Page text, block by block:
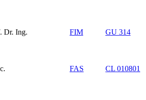
Dr. Ing. FIM GU 314
FAS CL 010801